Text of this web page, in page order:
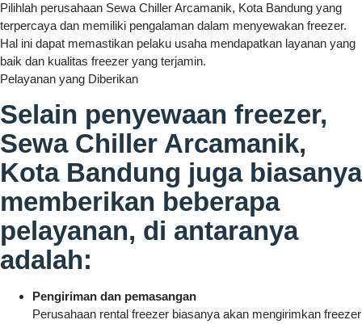
Pilihlah perusahaan Sewa Chiller Arcamanik, Kota Bandung yang
terpercaya dan memiliki pengalaman dalam menyewakan freezer.
Hal ini dapat memastikan pelaku usaha mendapatkan layanan yang
baik dan kualitas freezer yang terjamin.
Pelayanan yang Diberikan
Selain penyewaan freezer,
Sewa Chiller Arcamanik,
Kota Bandung juga biasanya
memberikan beberapa
pelayanan, di antaranya
adalah:
Pengiriman dan pemasangan
Perusahaan rental freezer biasanya akan mengirimkan freezer